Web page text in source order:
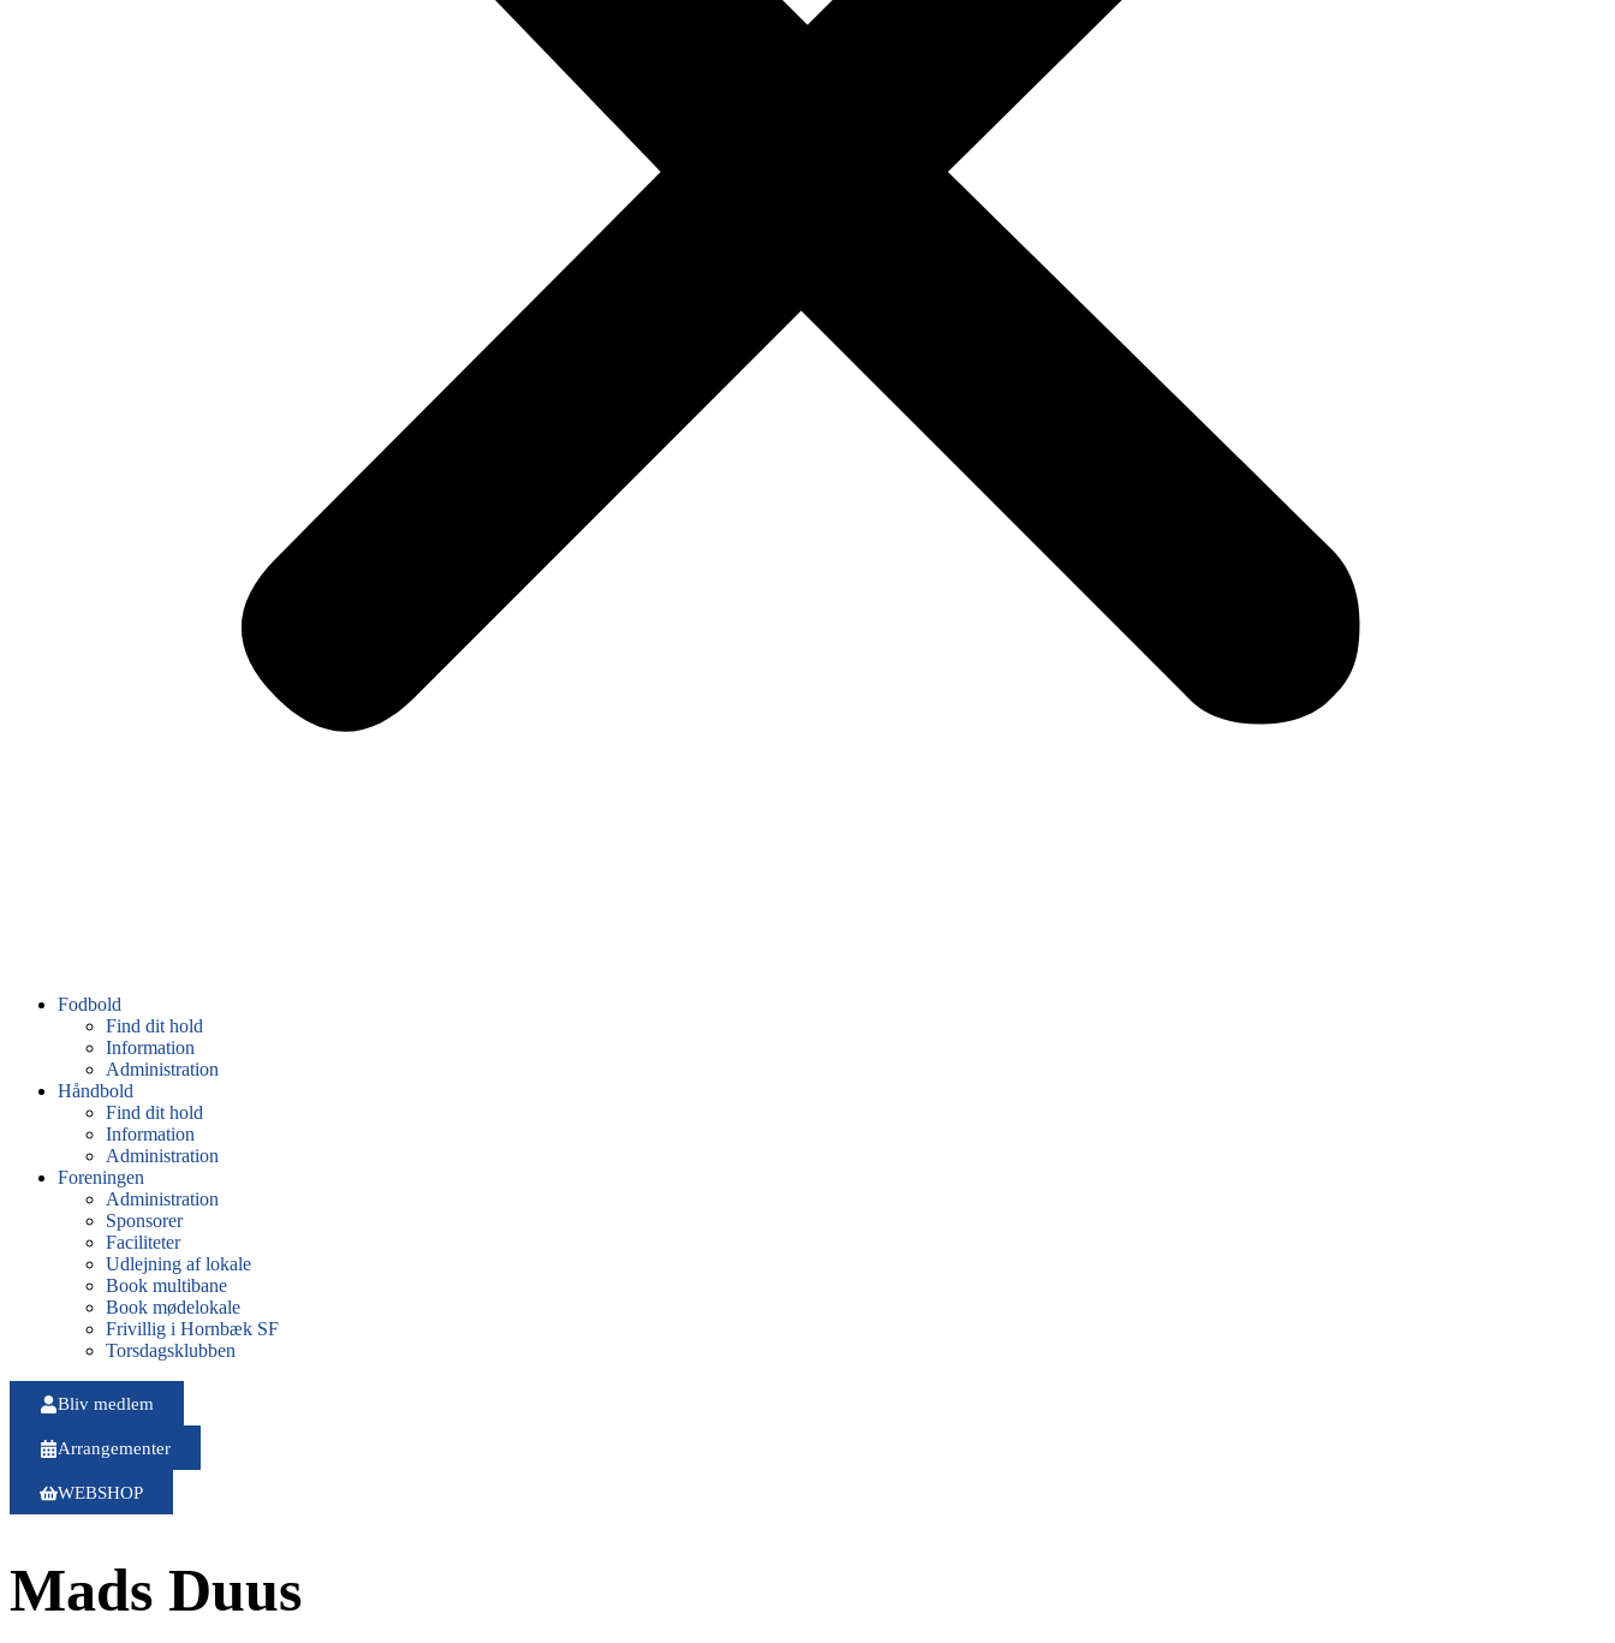
Fodbold
Find dit hold
Information
Administration
Håndbold
Find dit hold
Information
Administration
Foreningen
Administration
Sponsorer
Faciliteter
Udlejning af lokale
Book multibane
Book mødelokale
Frivillig i Hornbæk SF
Torsdagsklubben
Bliv medlem
Arrangementer
WEBSHOP
Mads Duus